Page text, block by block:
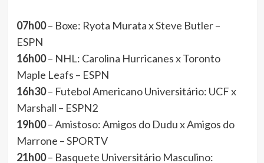
07h00– Boxe: Ryota Murata x Steve Butler –
ESPN
16h00– NHL: Carolina Hurricanes x Toronto
Maple Leafs – ESPN
16h30– Futebol Americano Universitário: UCF x
Marshall – ESPN2
19h00– Amistoso: Amigos do Dudu x Amigos do
Marrone – SPORTV
21h00– Basquete Universitário Masculino: